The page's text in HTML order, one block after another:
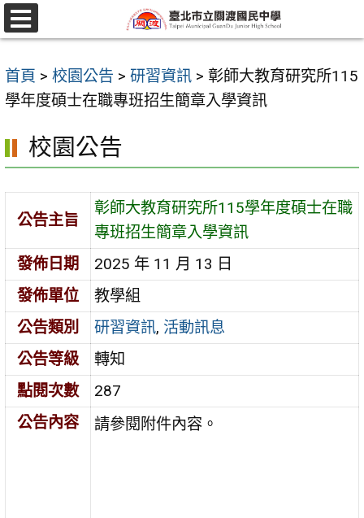
跳
至
要
內
區
選
單
首頁 > 校園公告 > 研習資訊 > 彰師大教育研究所115
學年度碩士在職專班招生簡章入學資訊
校園公告
公告主旨
彰師大教育研究所115學年度碩士在職
專班招生簡章入學資訊
發佈日期
2025 年 11 月 13 日
發佈單位
教學組
公告類別
研習資訊, 活動訊息
公告等級
轉知
點閱次數
287
公告內容
請參閱附件內容。